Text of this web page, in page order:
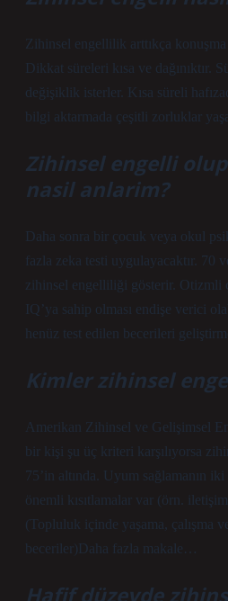
Zihinsel engellilik arttıkça
Dikkat süreleri kısa ve dağınıktır.
değişiklik isterler. Kısa süreli
bilgi aktarmada çeşitli zorluklar
Zihinsel engelli
nasil anlarim?
Daha sonra bir çocuk veya okul
fazla zeka testi uygulayacaktır. 70
zihinsel engelliliği gösterir. Otizmli
IQ’ya sahip olması endişe verici
henüz test edilen becerileri
Kimler zihinsel
Amerikan Zihinsel ve Gelişimsel
bir kişi şu üç kriteri karşılıyorsa
75’in altında. Uyum sağlamanın
önemli kısıtlamalar var (örn.
(Topluluk içinde yaşama, çalışma
beceriler)Daha fazla makale…
Hafif düzeyde